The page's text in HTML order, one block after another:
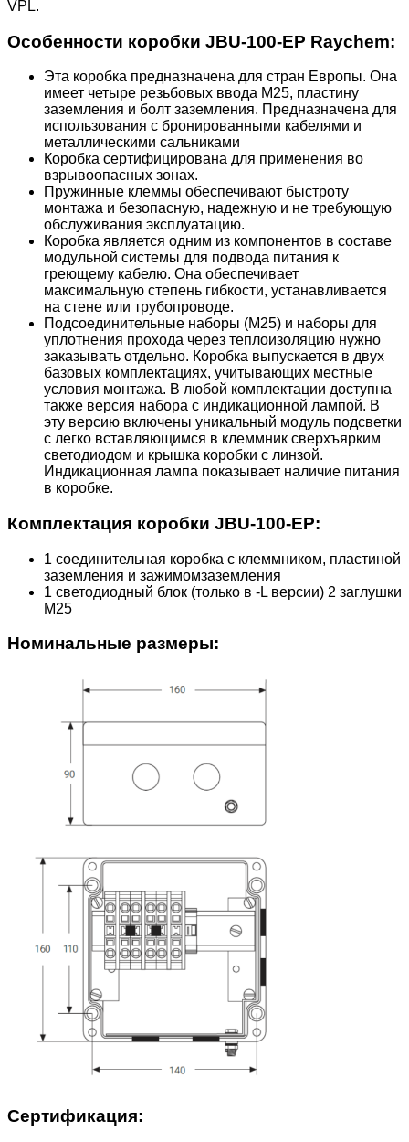
VPL.
Особенности коробки JBU-100-EP Raychem:
Эта коробка предназначена для стран Европы. Она
имеет четыре резьбовых ввода М25, пластину
заземления и болт заземления. Предназначена для
использования с бронированными кабелями и
металлическими сальниками
Коробка сертифицирована для применения во
взрывоопасных зонах.
Пружинные клеммы обеспечивают быстроту
монтажа и безопасную, надежную и не требующую
обслуживания эксплуатацию.
Коробка является одним из компонентов в составе
модульной системы для подвода питания к
греющему кабелю. Она обеспечивает
максимальную степень гибкости, устанавливается
на стене или трубопроводе.
Подсоединительные наборы (М25) и наборы для
уплотнения прохода через теплоизоляцию нужно
заказывать отдельно. Коробка выпускается в двух
базовых комплектациях, учитывающих местные
условия монтажа. В любой комплектации доступна
также версия набора с индикационной лампой. В
эту версию включены уникальный модуль подсветки
с легко вставляющимся в клеммник сверхъярким
светодиодом и крышка коробки с линзой.
Индикационная лампа показывает наличие питания
в коробке.
Комплектация коробки JBU-100-EP:
1 соединительная коробка с клеммником, пластиной
заземления и зажимомзаземления
1 светодиодный блок (только в -L версии) 2 заглушки
М25
Номинальные размеры:
Сертификация: